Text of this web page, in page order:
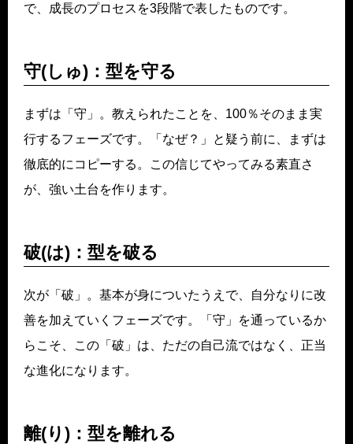
で、成長のプロセスを3段階で表したものです。
守(しゅ)：型を守る
まずは「守」。教えられたことを、100％そのまま実
行するフェーズです。「なぜ？」と疑う前に、まずは
徹底的にコピーする。この信じてやってみる素直さ
が、強い土台を作ります。
破(は)：型を破る
次が「破」。基本が身についたうえで、自分なりに改
善を加えていくフェーズです。「守」を通っているか
らこそ、この「破」は、ただの自己流ではなく、正当
な進化になります。
離(り)：型を離れる